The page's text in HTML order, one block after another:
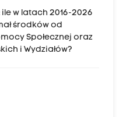
w latach 2016-2026
środków od
Społecznej oraz
i Wydziałów?